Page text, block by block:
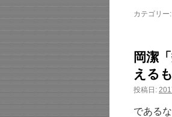
カテゴリー:
岡潔
える
投稿日:
である